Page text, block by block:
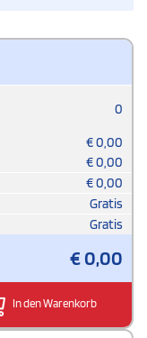
0
€0,00
€0,00
€0,00
Gratis
Gratis
€0,00
In den Warenkorb